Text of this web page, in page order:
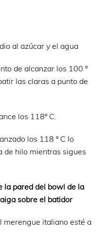
al azúcar y el agua
de alcanzar los 100 º
las claras a punto de
los 118º C.
los 118 º C lo
de hilo mientras sigues
la pared del bowl de la
sobre el batidor
merengue italiano esté a